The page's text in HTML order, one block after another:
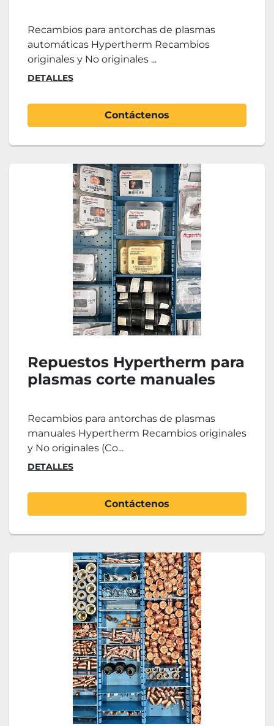
Recambios para antorchas de plasmas
automáticas Hypertherm Recambios
originales y No originales ...
DETALLES
Contáctenos
Repuestos Hypertherm para
plasmas corte manuales
Recambios para antorchas de plasmas
manuales Hypertherm Recambios originales
y No originales (Co...
DETALLES
Contáctenos